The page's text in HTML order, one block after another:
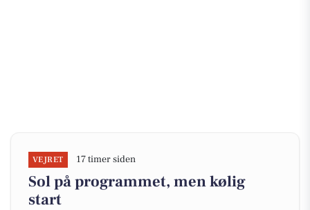
VEJRET 17 timer siden
Sol på programmet, men kølig
start